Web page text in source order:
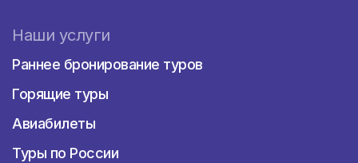
Наши услуги
Раннее бронирование туров
Горящие туры
Авиабилеты
Туры по России